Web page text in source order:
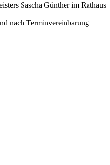
Sascha Günther im Rathaus
nach Terminvereinbarung